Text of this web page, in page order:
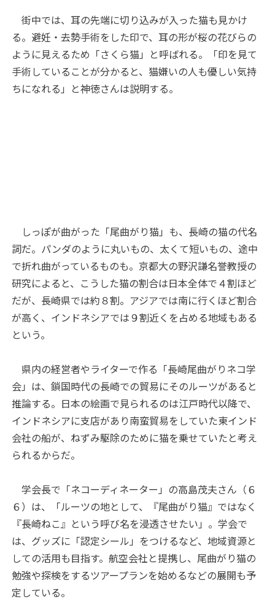
街中では、耳の先端に切り込みが入った猫も見かけ
る。避妊・去勢手術をした印で、耳の形が桜の花びらの
ように見えるため「さくら猫」と呼ばれる。「印を見て
手術していることが分かると、猫嫌いの人も優しい気持
ちになれる」と神徳さんは説明する。
しっぽが曲がった「尾曲がり猫」も、長崎の猫の代名
詞だ。パンダのように丸いもの、太くて短いもの、途中
で折れ曲がっているものも。京都大の野沢謙名誉教授の
研究によると、こうした猫の割合は日本全体で４割ほど
だが、長崎県では約８割。アジアでは南に行くほど割合
が高く、インドネシアでは９割近くを占める地域もある
という。
県内の経営者やライターで作る「長崎尾曲がりネコ学
会」は、鎖国時代の長崎での貿易にそのルーツがあると
推論する。日本の絵画で見られるのは江戸時代以降で、
インドネシアに支店があり南蛮貿易をしていた東インド
会社の船が、ねずみ駆除のために猫を乗せていたと考え
られるからだ。
学会長で「ネコーディネーター」の高島茂夫さん（６
６）は、「ルーツの地として、『尾曲がり猫』ではなく
『長崎ねこ』という呼び名を浸透させたい」。学会で
は、グッズに「認定シール」をつけるなど、地域資源と
しての活用も目指す。航空会社と提携し、尾曲がり猫の
勉強や探検をするツアープランを始めるなどの展開も予
定している。